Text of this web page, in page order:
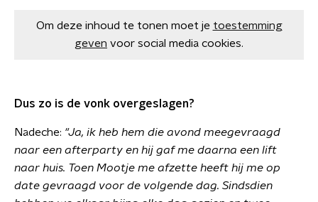
Om deze inhoud te tonen moet je toestemming
geven voor social media cookies.
Dus zo is de vonk overgeslagen?
Nadeche: "Ja, ik heb hem die avond meegevraagd
naar een afterparty en hij gaf me daarna een lift
naar huis. Toen Mootje me afzette heeft hij me op
date gevraagd voor de volgende dag. Sindsdien